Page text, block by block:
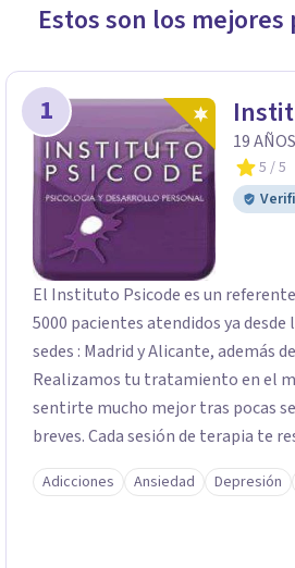
Estos son los
1
19
5 / 5
El Instituto Psicode es un
5000 pacientes atendidos ya
sedes : Madrid y Alicante, además
Realizamos tu tratamiento en el
sentirte mucho mejor tras pocas
breves. Cada sesión de terapia te
objetivos. Entre nuestras
como el tratamiento de problemas
Adicciones Ansiedad Depresión